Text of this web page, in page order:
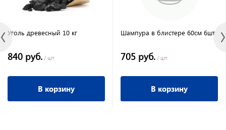
Уголь древесный 10 кг
840 руб. / шт
В корзину
Шампура в блистере 60см 6шт
705 руб. / шт
В корзину